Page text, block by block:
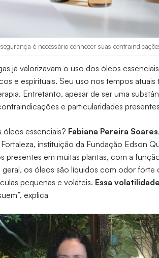
é necessário conhecer suas
já valorizavam o uso dos óleos
e espirituais. Seu uso nos tempos
Entretanto, apesar de ser uma
e particularidades
óleos essenciais? Fabiana Pereira Soares
instituição da Fundação Edson
presentes em muitas plantas, com a
geral, os óleos são líquidos com odor forte
pequenas e voláteis. Essa
explica